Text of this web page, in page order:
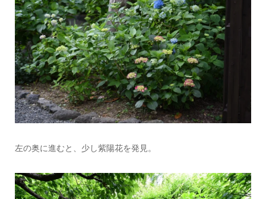
左の奥に進むと、少し紫陽花を発見。